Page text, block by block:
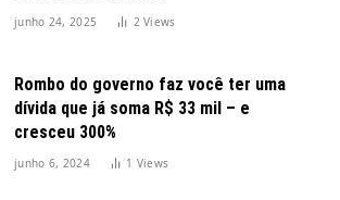
junho 24, 2025 2Views
Rombo do governo faz você ter uma
dívida que já soma R$ 33 mil – e
cresceu 300%
junho 6, 2024 1 Views